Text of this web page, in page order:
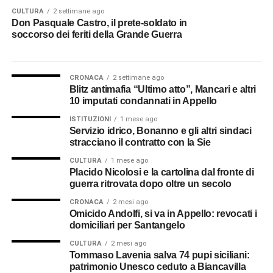
registrano gli spostamenti. Le decorazioni attestano il
valore. Ma raramente queste cose lasciano intravedere
ciò che quei sacerdoti videro, ascoltarono e custodirono
Maestro elementare e parroco
in Calabria
Don Vincenzo sopravvisse al conflitto. Nel 1919 conseguì
anno, vide finalmente realizzarsi il desiderio che coltivava
da tempo: entrare nel clero secolare. Fu l’arcivescovo
Rousset, ad accoglierlo nella propria diocesi,
destinandolo come vicario alla parrocchia di Chorio di
Il 14 dicembre 1922 venne nominatoparroco della chiesa
CULTURA 2 settimane ago
Don Pasquale Castro, il prete-soldato in
soccorso dei feriti della Grande Guerra
CRONACA 2 settimane ago
Blitz antimafia “Ultimo atto”, Mancari e altri
10 imputati condannati in Appello
ISTITUZIONI 1 mese ago
Servizio idrico, Bonanno e gli altri sindaci
stracciano il contratto con la Sie
CULTURA 1 mese ago
Placido Nicolosi e la cartolina dal fronte di
guerra ritrovata dopo oltre un secolo
CRONACA 2 mesi ago
Omicido Andolfi, si va in Appello: revocati i
domiciliari per Santangelo
CULTURA 2 mesi ago
Tommaso Lavenia salva 74 pupi siciliani:
patrimonio Unesco ceduto a Biancavilla